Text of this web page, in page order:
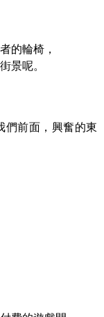
的輪椅，
景呢。
們前面，興奮的東